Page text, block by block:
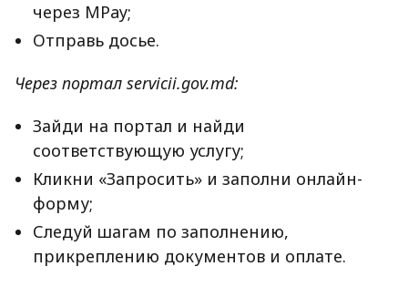
через MPay;
Отправь досье.
Через портал servicii.gov.md:
Зайди на портал и найди
соответствующую услугу;
Кликни «Запросить» и заполни онлайн-
форму;
Следуй шагам по заполнению,
прикреплению документов и оплате.